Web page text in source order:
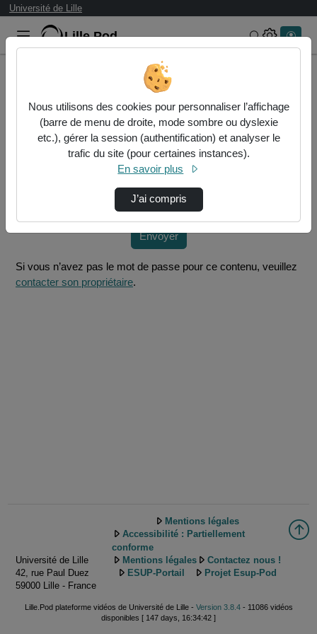
Université de Lille
Lille.Pod Rechercher
L3 prev Vid 4.mp4
Mot de passe requis
Cette vidéo est protégée par un mot de passe, veuillez le
fournir et cliquez sur envoyer.
Envoyer
Si vous n’avez pas le mot de passe pour ce contenu, veuillez
contacter son propriétaire.
Université de Lille
42, rue Paul Duez
59000 Lille - France
Mentions légales
Accessibilité : Partiellement
conforme
Mentions légales
Contactez nous !
ESUP-Portail
Projet Esup-Pod
Lille.Pod plateforme vidéos de Université de Lille - Version 3.8.4- 11086 vidéos
disponibles [ 147 days, 16:34:42 ]
Nous utilisons des cookies pour personnaliser l’affichage
(barre de menu de droite, mode sombre ou dyslexie
etc.), gérer la session (authentification) et analyser le
trafic du site (pour certaines instances).
En savoir plus
J’ai compris